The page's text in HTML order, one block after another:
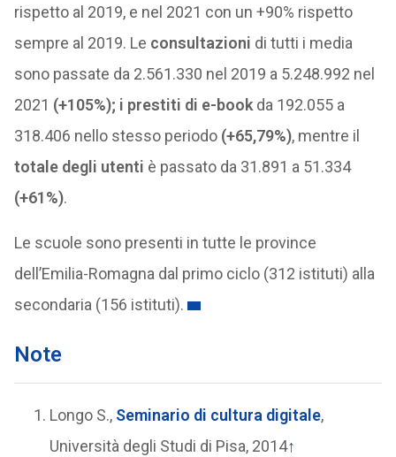
rispetto al 2019, e nel 2021 con un +90% rispetto
sempre al 2019. Le consultazioni di tutti i media
sono passate da 2.561.330 nel 2019 a 5.248.992 nel
2021 (+105%); i prestiti di e-bookda 192.055 a
318.406 nello stesso periodo (+65,79%), mentre il
totale degli utenti è passato da 31.891 a 51.334
(+61%).
Le scuole sono presenti in tutte le province
dell’Emilia-Romagna dal primo ciclo (312 istituti) alla
secondaria (156 istituti).
Note
Longo S., Seminario di cultura digitale,
Università degli Studi di Pisa, 2014↑